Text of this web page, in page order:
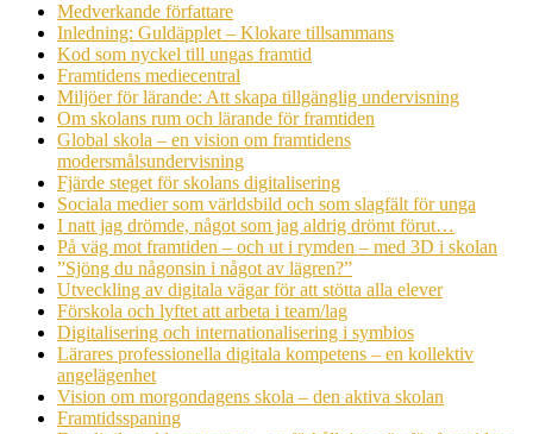
Medverkande författare
Inledning: Guldäpplet – Klokare tillsammans
Kod som nyckel till ungas framtid
Framtidens mediecentral
Miljöer för lärande: Att skapa tillgänglig undervisning
Om skolans rum och lärande för framtiden
Global skola – en vision om framtidens
modersmålsundervisning
Fjärde steget för skolans digitalisering
Sociala medier som världsbild och som slagfält för unga
I natt jag drömde, något som jag aldrig drömt förut…
På väg mot framtiden – och ut i rymden – med 3D i skolan
”Sjöng du någonsin i något av lägren?”
Utveckling av digitala vägar för att stötta alla elever
Förskola och lyftet att arbeta i team/lag
Digitalisering och internationalisering i symbios
Lärares professionella digitala kompetens – en kollektiv
angelägenhet
Vision om morgondagens skola – den aktiva skolan
Framtidsspaning